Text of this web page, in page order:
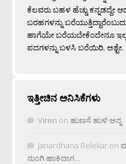
ಕೆಲವರು ಬಹಳ ಹೆಚ್ಚು ಕನ್ನಡದ್ದೇ
ಬರಹಗಳನ್ನು
ಹಾಗೆಯೇ ಬರೆಯಬೇಕೆಂದೇನೂ ಇಲ್ಲ.
ಪದಗಳನ್ನು ಬಳಸಿ ಬರೆಯಿರಿ, ಅಶ್ಟೇ.
ಇತ್ತೀಚಿನ ಅನಿಸಿಕೆಗಳು
Viren on ಹುಣಸೆ ಹುಳಿ ಅನ್ನ
Janardhana Relekar on
ನುಂಗಿ ಹಾಕಿದಾಗ…